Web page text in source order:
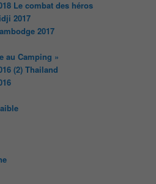
Le combat des héros
2017
2017
au Camping »
(2) Thailand